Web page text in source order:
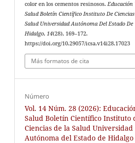
color en los cementos resinosos.Educación
Salud Boletín Científico Instituto De
Salud Universidad Autónoma Del Estado De
Hidalgo,14(28), 169–172.
https://doi.org/10.29057/icsa.v14i28.17023
Más formatos de cita
Número
Vol. 14 Núm. 28 (2026):
Salud Boletín Científico Instituto
Ciencias de la Salud Universidad
Autónoma del Estado de Hidalgo